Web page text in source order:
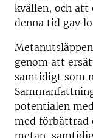
kvällen, och
denna tid gav
genom att
samtidigt som
potentialen
med förbättrad
metan,